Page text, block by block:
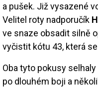
a pušek. Již vysazené
Velitel roty nadporučík
ve snaze obsadit silně
vyčistit kótu 43, která
Oba tyto pokusy
po dlouhém boji a